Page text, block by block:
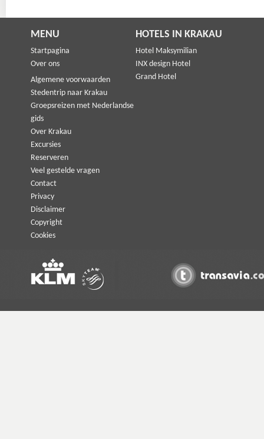
MENU
Startpagina
Over ons
Algemene voorwaarden
Stedentrip naar Krakau
Groepsreizen met Nederlandse
gids
Over Krakau
Excursies
Reserveren
Veel gestelde vragen
Contact
Privacy
Disclaimer
Copyright
Cookies
HOTELS IN KRAKAU
Hotel Maksymilian
INX design Hotel
Grand Hotel